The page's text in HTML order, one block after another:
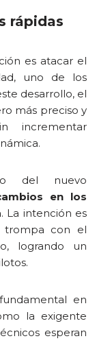
rápidas
es atacar el
uno de los
desarrollo, el
más preciso y
incrementar
del nuevo
en los
. La intención es
trompa con el
logrando un
en
la exigente
esperan